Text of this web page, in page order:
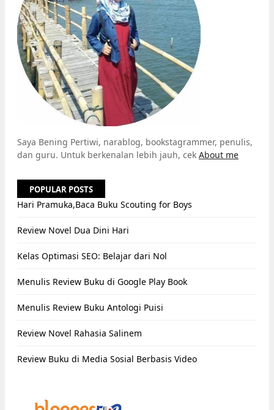
Saya Bening Pertiwi, narablog, bookstagrammer, penulis,
dan guru. Untuk berkenalan lebih jauh, cek About me
POPULAR POSTS
Hari Pramuka,Baca Buku Scouting for Boys
Review Novel Dua Dini Hari
Kelas Optimasi SEO: Belajar dari Nol
Menulis Review Buku di Google Play Book
Menulis Review Buku Antologi Puisi
Review Novel Rahasia Salinem
Review Buku di Media Sosial Berbasis Video